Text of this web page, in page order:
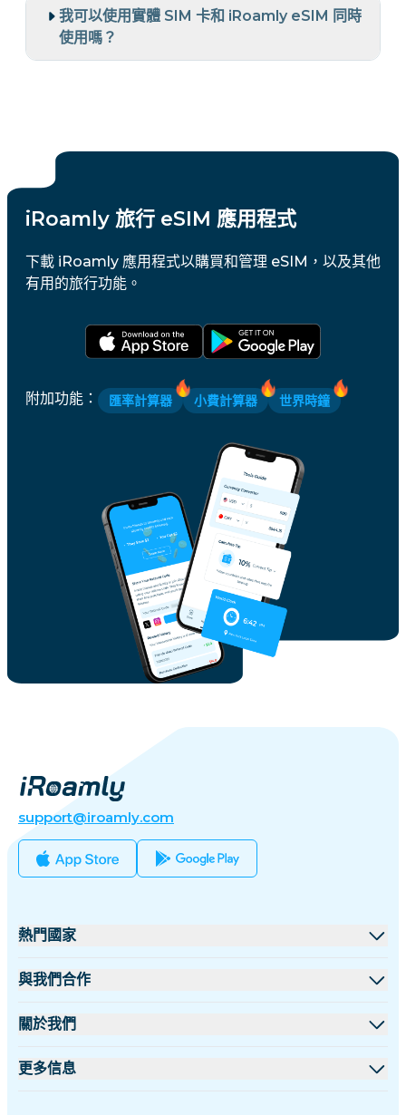
我可以使用實體 SIM 卡和 iRoamly eSIM 同時
使用嗎？
iRoamly 旅行 eSIM 應用程式
下載 iRoamly 應用程式以購買和管理 eSIM，以及其他
有用的旅行功能。
附加功能 ： 匯率計算器 小費計算器 世界時鐘
support@iroamly.com
熱門國家
美國
法國
與我們合作
批發平台
關於我們
關於 iRoamly
更多信息